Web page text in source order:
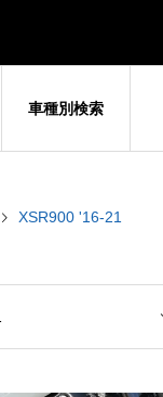
車種別検索
XSR900 '16-21